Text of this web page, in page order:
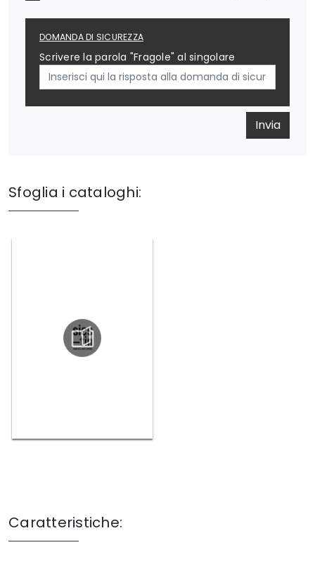
DOMANDA DI SICUREZZA
Scrivere la parola "Fragole" al singolare
Invia
Sfoglia i cataloghi:
Caratteristiche: